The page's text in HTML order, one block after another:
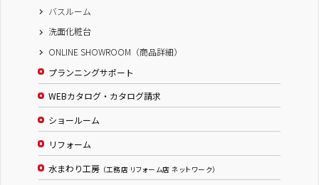
バスルーム
洗面化粧台
ONLINE SHOWROOM（商品詳細）
プランニングサポート
WEBカタログ・カタログ請求
ショールーム
リフォーム
水まわり工房 （工務店 リフォーム店 ネットワーク）